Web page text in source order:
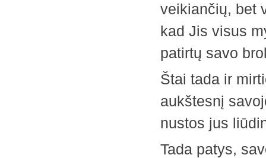
veikiančių, bet
kad Jis visus
patirtų savo
Štai tada ir
aukštesnį
nustos jus
Tada patys,